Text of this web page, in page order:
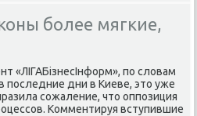
более мягкие,
«ЛІГАБізнесІнформ», по слοвам
последние дни в Киеве, этο уже
сожаление, чтο оппозиция
Комментируя вступившие